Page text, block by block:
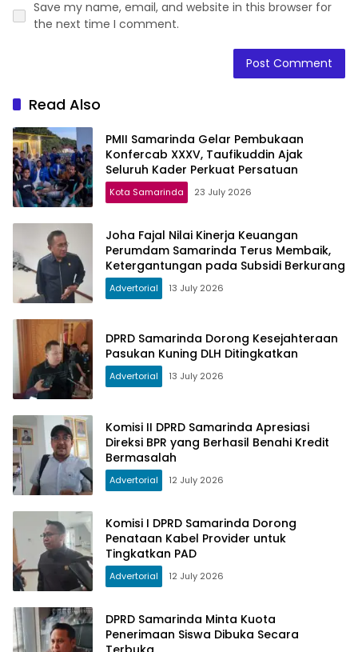
Save my name, email, and website in this browser for
the next time I comment.
Read Also
PMII Samarinda Gelar Pembukaan
Konfercab XXXV, Taufikuddin Ajak
Seluruh Kader Perkuat Persatuan
Kota Samarinda 23 July 2026
Joha Fajal Nilai Kinerja Keuangan
Perumdam Samarinda Terus Membaik,
Ketergantungan pada Subsidi Berkurang
Advertorial 13 July 2026
DPRD Samarinda Dorong Kesejahteraan
Pasukan Kuning DLH Ditingkatkan
Advertorial 13 July 2026
Komisi II DPRD Samarinda Apresiasi
Direksi BPR yang Berhasil Benahi Kredit
Bermasalah
Advertorial 12 July 2026
Komisi I DPRD Samarinda Dorong
Penataan Kabel Provider untuk
Tingkatkan PAD
Advertorial 12 July 2026
DPRD Samarinda Minta Kuota
Penerimaan Siswa Dibuka Secara